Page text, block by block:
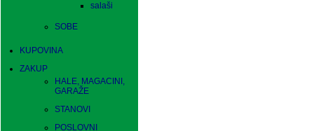
salaši
SOBE
KUPOVINA
ZAKUP
HALE, MAGACINI,
GARAŽE
STANOVI
POSLOVNI